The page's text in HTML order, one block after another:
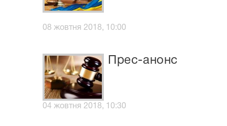
08 жовтня 2018, 10:00
Прес-анонс
04 жовтня 2018, 10:30